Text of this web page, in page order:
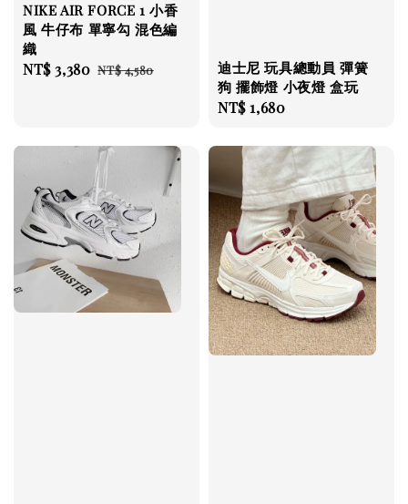
NIKE AIR FORCE 1 小香
風 牛仔布 單寧勾 混色編
織
Sale
NT$ 3,380 Regular
NT$ 4,580
迪士尼 玩具總動員 彈簧
狗 擺飾燈 小夜燈 盒玩
Regular
NT$ 1,680